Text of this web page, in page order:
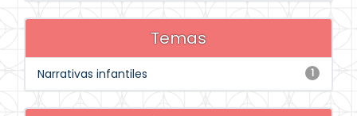
Temas
1
Narrativas infantiles